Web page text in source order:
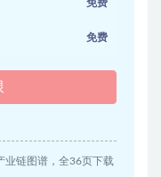
免费
免费
业链图谱，全36页下载